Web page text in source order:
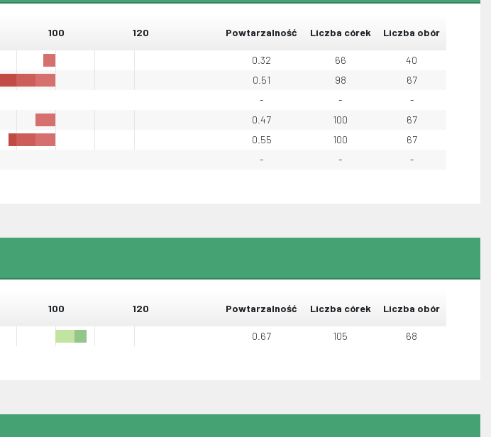
100 120 Powtarzalność Liczba córek Liczba obór
0.32 66 40
0.51 98 67
- - -
0.47 100 67
0.55 100 67
- - -
100 120 Powtarzalność Liczba córek Liczba obór
0.67 105 68